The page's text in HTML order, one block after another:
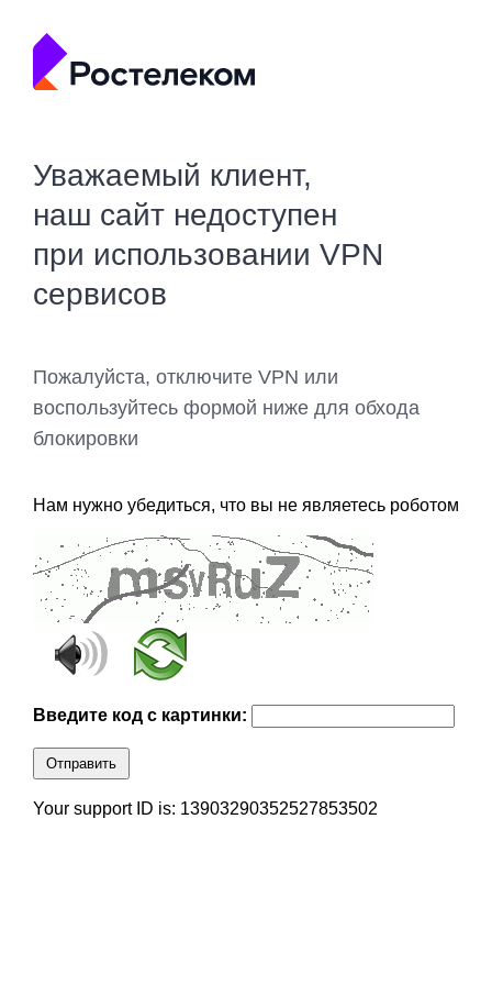
Уважаемый клиент,
наш сайт недоступен
при использовании VPN
сервисов
Пожалуйста, отключите VPN или
воспользуйтесь формой ниже для обхода
блокировки
Нам нужно убедиться, что вы не являетесь роботом
Введите код с картинки:
Отправить
Your support ID is: 13903290352527853502